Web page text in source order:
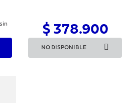
$ 378.900
NO DISPONIBLE